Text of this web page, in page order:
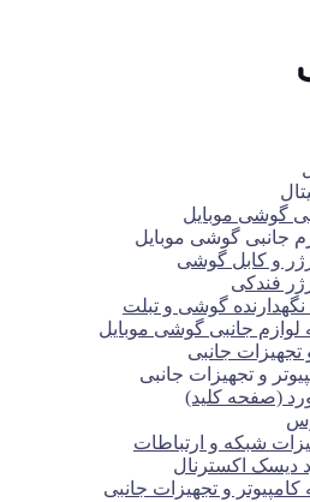
گوشی موبایل
جانبی گوشی موبایل
و کابل گوشی
فندکی
نگهدارنده گوشی و تبلت
لوازم جانبی گوشی موبایل
تجهیزات جانبی
و تجهیزات جانبی
(صفحه کلید)
شبکه و ارتباطات
دیسک اکسترنال
کامپیوتر و تجهیزات جانبی